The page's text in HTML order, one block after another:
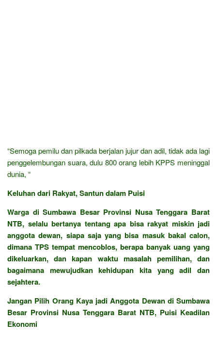
“Semoga pemilu dan pilkada berjalan jujur dan adil, tidak ada lagi
penggelembungan suara, dulu 800 orang lebih KPPS meninggal
dunia, “
Keluhan dari Rakyat, Santun dalam Puisi
Warga di Sumbawa Besar Provinsi Nusa Tenggara Barat
NTB, selalu bertanya tentang apa bisa rakyat miskin jadi
anggota dewan, siapa saja yang bisa masuk bakal calon,
dimana TPS tempat mencoblos, berapa banyak uang yang
dikeluarkan, dan kapan waktu masalah pemilihan, dan
bagaimana mewujudkan kehidupan kita yang adil dan
sejahtera.
Jangan Pilih Orang Kaya jadi Anggota Dewan di Sumbawa
Besar Provinsi Nusa Tenggara Barat NTB, Puisi Keadilan
Ekonomi